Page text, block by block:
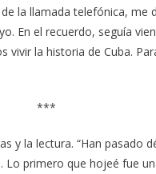
la llamada telefónica, me
En el recuerdo, seguía
vivir la historia de Cuba.
***
y la lectura. “Han pasado
Lo primero que hojeé fue